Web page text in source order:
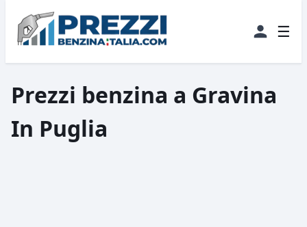
☰
Prezzi benzina a Gravina
In Puglia